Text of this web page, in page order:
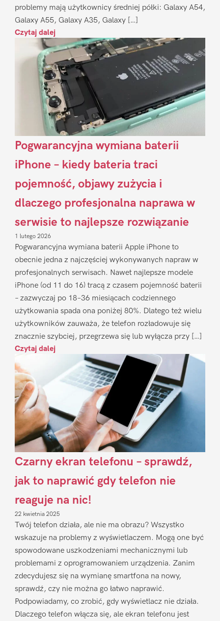
problemy mają użytkownicy średniej półki: Galaxy A54,
Galaxy A55, Galaxy A35, Galaxy […]
Czytaj dalej
Pogwarancyjna wymiana baterii
iPhone – kiedy bateria traci
pojemność, objawy zużycia i
dlaczego profesjonalna naprawa w
serwisie to najlepsze rozwiązanie
1 lutego 2026
Pogwarancyjna wymiana baterii Apple iPhone to
obecnie jedna z najczęściej wykonywanych napraw w
profesjonalnych serwisach. Nawet najlepsze modele
iPhone (od 11 do 16) tracą z czasem pojemność baterii
– zazwyczaj po 18–36 miesiącach codziennego
użytkowania spada ona poniżej 80%. Dlatego też wielu
użytkowników zauważa, że telefon rozładowuje się
znacznie szybciej, przegrzewa się lub wyłącza przy […]
Czytaj dalej
Czarny ekran telefonu – sprawdź,
jak to naprawić gdy telefon nie
reaguje na nic!
22 kwietnia 2025
Twój telefon działa, ale nie ma obrazu? Wszystko
wskazuje na problemy z wyświetlaczem. Mogą one być
spowodowane uszkodzeniami mechanicznymi lub
problemami z oprogramowaniem urządzenia. Zanim
zdecydujesz się na wymianę smartfona na nowy,
sprawdź, czy nie można go łatwo naprawić.
Podpowiadamy, co zrobić, gdy wyświetlacz nie działa.
Dlaczego telefon włącza się, ale ekran telefonu jest